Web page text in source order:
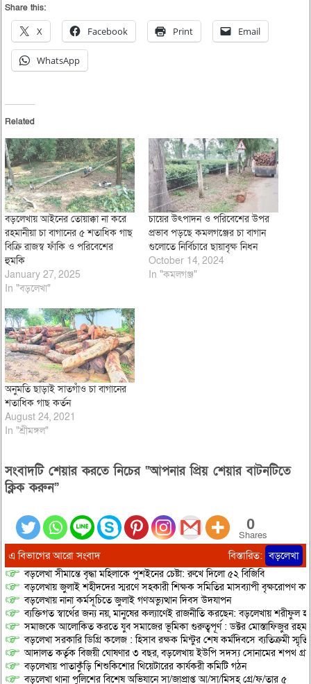
Share this:
X Facebook Print Email
WhatsApp
Related
বড়লেখায় আইনের তোয়াক্কা না করে
রহমানীয়া চা বাগানের ৫ শতাধিক গাছ
বিক্রি রাজস্ব ফাঁকি ও পরিবেশের
হুমকি
January 27, 2025
In "বড়লেখা"
চায়ের উৎপাদন ও পরিবেশের উপর
প্রভাব পড়ছে কমলগঞ্জের চা বাগান
গুলোতে নির্বিচারে ছায়াবৃক্ষ নিধন
October 14, 2024
In "কমলগঞ্জ"
অনুমতি ছাড়াই সাতগাঁও চা বাগানের
শতাধিক গাছ কর্তন
August 24, 2021
In "শ্রীমঙ্গল"
সংবাদটি শেয়ার করতে নিচের “আপনার প্রিয় শেয়ার বাটনটিতে
ক্লিক করুন”
0
Shares
এ বিভাগের আরো সংবাদ বিস্তারিত: বড়লেখা
বড়লেখা সীমান্তে বৃদ্ধা মহিলাকে পুশইনের চেষ্টা: রুখে দিলো ৫২ বিজিবি
বড়লেখায় জুলাই শহীদদের স্মরণে সহকারী শিক্ষক সমিতির মাসব্যাপী বৃক্ষরোপণ
বড়লেখায় নানা কর্মসূচিতে জুলাই গণঅভ্যুত্থান দিবস উদযাপন
ব্যক্তিগত স্বার্থের জন্য নয়, মানুষের কল্যাণেই রাজনীতি করছেন: বড়লেখায় শরীফুল
সমাজকে আলোকিত করতে যুব সমাজের ভূমিকা গুরুত্বপূর্ণ : ডক্টর মোস্তাফিজুর
বড়লেখা সরকারি ডিগ্রি কলেজ : হিসাব রক্ষক মিন্টুর শেষ কর্মদিবসে ব্যতিক্রমী
আদালত কর্তৃক বিজয়ী ঘোষণার ৩ বছর, বড়লেখায় ইউপি সদস্য সোনামের শপথ
বড়লেখায় পাতাকুঁড়ি শিশুকিশোর থিয়েটারের কার্যকরী কমিটি গঠন
বড়লেখা থানা পুলিশের বিশেষ অভিযানে সা/জাপ্রাপ্ত আ/সা/মিসহ গ্রে/ফ/তার ৫